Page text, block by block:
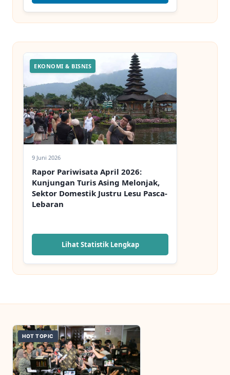
EKONOMI & BISNIS
9 Juni 2026
Rapor Pariwisata April 2026:
Kunjungan Turis Asing Melonjak,
Sektor Domestik Justru Lesu Pasca-
Lebaran
Lihat Statistik Lengkap
HOT TOPIC